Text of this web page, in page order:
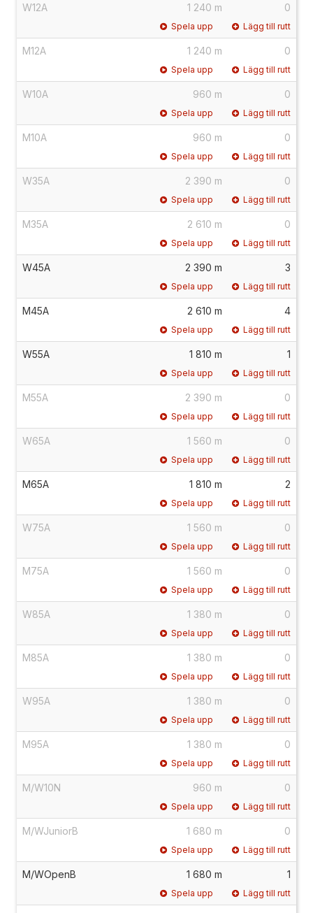
W12A 1 240 m 0
Spela upp Lägg till rutt
M12A 1 240 m 0
Spela upp Lägg till rutt
W10A 960 m 0
Spela upp Lägg till rutt
M10A 960 m 0
Spela upp Lägg till rutt
W35A 2 390 m 0
Spela upp Lägg till rutt
M35A 2 610 m 0
Spela upp Lägg till rutt
W45A 2 390 m 3
Spela upp Lägg till rutt
M45A 2 610 m 4
Spela upp Lägg till rutt
W55A 1 810 m 1
Spela upp Lägg till rutt
M55A 2 390 m 0
Spela upp Lägg till rutt
W65A 1 560 m 0
Spela upp Lägg till rutt
M65A 1 810 m 2
Spela upp Lägg till rutt
W75A 1 560 m 0
Spela upp Lägg till rutt
M75A 1 560 m 0
Spela upp Lägg till rutt
W85A 1 380 m 0
Spela upp Lägg till rutt
M85A 1 380 m 0
Spela upp Lägg till rutt
W95A 1 380 m 0
Spela upp Lägg till rutt
M95A 1 380 m 0
Spela upp Lägg till rutt
M/W10N 960 m 0
Spela upp Lägg till rutt
M/WJuniorB 1 680 m 0
Spela upp Lägg till rutt
M/WOpenB 1 680 m 1
Spela upp Lägg till rutt